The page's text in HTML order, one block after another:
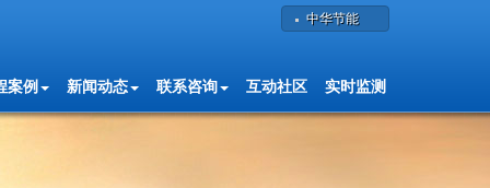
中华节能
案例 新闻动态 联系咨询 互动社区 实时监测